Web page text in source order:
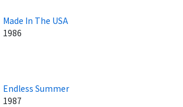
Made In The USA
1986
Endless Summer
1987